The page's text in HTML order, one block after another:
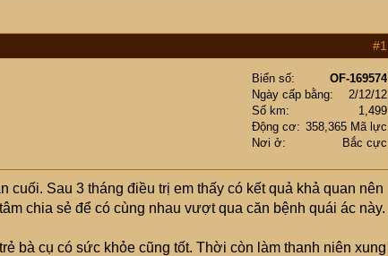
#1
Biển số
OF-169574
Ngày cấp bằng
2/12/12
Số km
1,499
Động cơ
358,365 Mã lực
Nơi ở
Bắc cực
Sau 3 tháng điều trị em thấy có kết quả khả quan nên
chia sẻ để có cùng nhau vượt qua căn bệnh quái ác này.
bà cụ có sức khỏe cũng tốt. Thời còn làm thanh niên xung